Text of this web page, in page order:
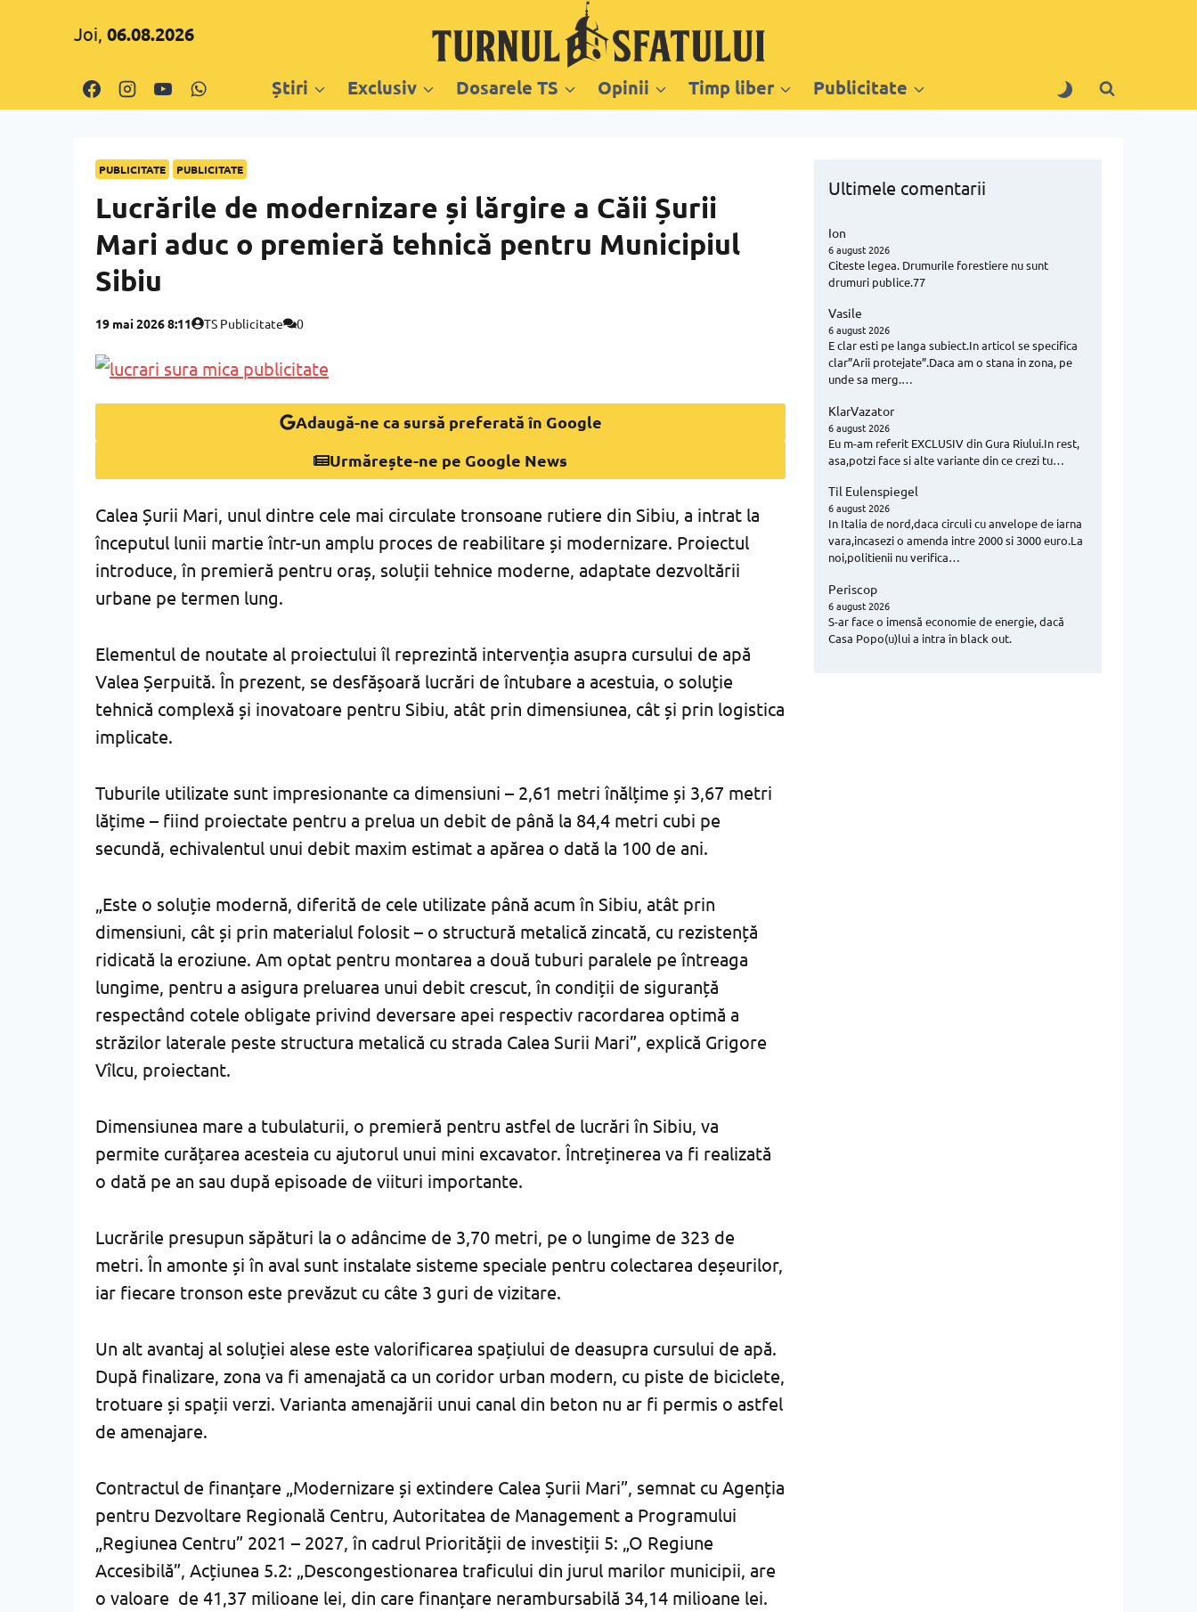
Joi, 06.08.2026
Știri Exclusiv Dosarele TS Opinii Timp liber Publicitate
PUBLICITATE PUBLICITATE
Lucrările de modernizare și lărgire a Căii Șurii
Mari aduc o premieră tehnică pentru Municipiul
Sibiu
19 mai 2026 8:11 TS Publicitate 0
Adaugă-ne ca sursă preferată în Google
Urmărește-ne pe Google News
Calea Șurii Mari, unul dintre cele mai circulate tronsoane rutiere din Sibiu, a intrat la
începutul lunii martie într-un amplu proces de reabilitare și modernizare. Proiectul
introduce, în premieră pentru oraș, soluții tehnice moderne, adaptate dezvoltării
urbane pe termen lung.
Elementul de noutate al proiectului îl reprezintă intervenția asupra cursului de apă
Valea Șerpuită. În prezent, se desfășoară lucrări de întubare a acestuia, o soluție
tehnică complexă și inovatoare pentru Sibiu, atât prin dimensiunea, cât și prin logistica
implicate.
Tuburile utilizate sunt impresionante ca dimensiuni – 2,61 metri înălțime și 3,67 metri
lățime – fiind proiectate pentru a prelua un debit de până la 84,4 metri cubi pe
secundă, echivalentul unui debit maxim estimat a apărea o dată la 100 de ani.
„Este o soluție modernă, diferită de cele utilizate până acum în Sibiu, atât prin
dimensiuni, cât și prin materialul folosit – o structură metalică zincată, cu rezistență
ridicată la eroziune. Am optat pentru montarea a două tuburi paralele pe întreaga
lungime, pentru a asigura preluarea unui debit crescut, în condiții de siguranță
respectând cotele obligate privind deversare apei respectiv racordarea optimă a
străzilor laterale peste structura metalică cu strada Calea Surii Mari”, explică Grigore
Vîlcu, proiectant.
Dimensiunea mare a tubulaturii, o premieră pentru astfel de lucrări în Sibiu, va
permite curățarea acesteia cu ajutorul unui mini excavator. Întreținerea va fi realizată
o dată pe an sau după episoade de viituri importante.
Lucrările presupun săpături la o adâncime de 3,70 metri, pe o lungime de 323 de
metri. În amonte și în aval sunt instalate sisteme speciale pentru colectarea deșeurilor,
iar fiecare tronson este prevăzut cu câte 3 guri de vizitare.
Un alt avantaj al soluției alese este valorificarea spațiului de deasupra cursului de apă.
După finalizare, zona va fi amenajată ca un coridor urban modern, cu piste de biciclete,
trotuare și spații verzi. Varianta amenajării unui canal din beton nu ar fi permis o astfel
de amenajare.
Contractul de finanțare „Modernizare și extindere Calea Șurii Mari”, semnat cu Agenția
pentru Dezvoltare Regională Centru, Autoritatea de Management a Programului
„Regiunea Centru” 2021 – 2027, în cadrul Priorității de investiții 5: „O Regiune
Accesibilă”, Acțiunea 5.2: „Descongestionarea traficului din jurul marilor municipii, are
o valoare de 41,37 milioane lei, din care finanțare nerambursabilă 34,14 milioane lei.
Ultimele comentarii
Ion
6 august 2026
Citeste legea. Drumurile forestiere nu sunt
drumuri publice.77
Vasile
6 august 2026
E clar esti pe langa subiect.In articol se specifica
clar”Arii protejate”.Daca am o stana in zona, pe
unde sa merg.…
KlarVazator
6 august 2026
Eu m-am referit EXCLUSIV din Gura Riului.In rest,
asa,potzi face si alte variante din ce crezi tu…
Til Eulenspiegel
6 august 2026
In Italia de nord,daca circuli cu anvelope de iarna
vara,incasezi o amenda intre 2000 si 3000 euro.La
noi,politienii nu verifica…
Periscop
6 august 2026
S-ar face o imensă economie de energie, dacă
Casa Popo(u)lui a intra în black out.